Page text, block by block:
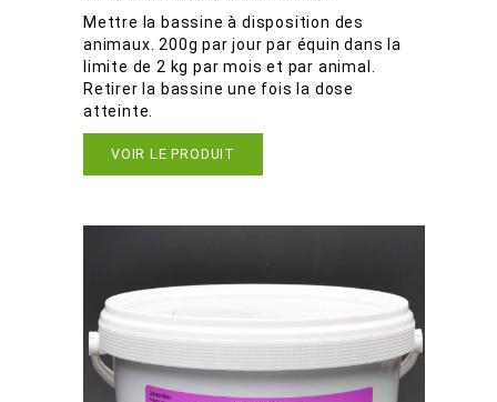
Mettre la bassine à disposition des
animaux. 200g par jour par équin dans la
limite de 2 kg par mois et par animal.
Retirer la bassine une fois la dose
atteinte.
VOIR LE PRODUIT